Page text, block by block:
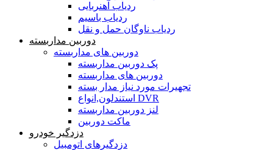
ردیاب آهنربایی
ردیاب باسیم
ردیاب ناوگان حمل و نقل
دوربین مداربسته
دوربین های مداربسته
پک دوربین مداربسته
دوربین های مداربسته
تجهیرات مورد نیاز مدار بسته
استندلون,انواع DVR
لنز دوربین مداربسته
ماکت دوربین
دزدگیر خودرو
دزدگیرهای اتومبیل